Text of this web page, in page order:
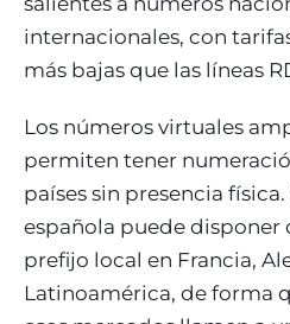
internacionales, con
más bajas que las líneas
Los números virtuales
permiten tener
países sin presencia
española puede disponer
prefijo local en Francia,
Latinoamérica, de forma